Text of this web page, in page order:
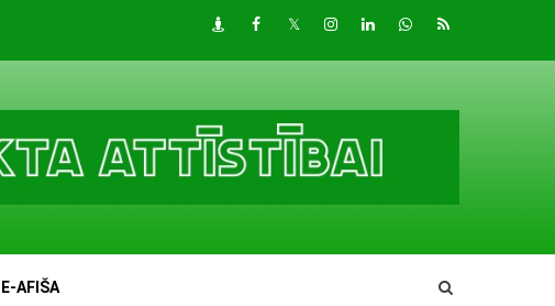
DraugiemFacebook
TwitterInstagram
LinkedInwhatsapp
RSS
E-AFIŠA